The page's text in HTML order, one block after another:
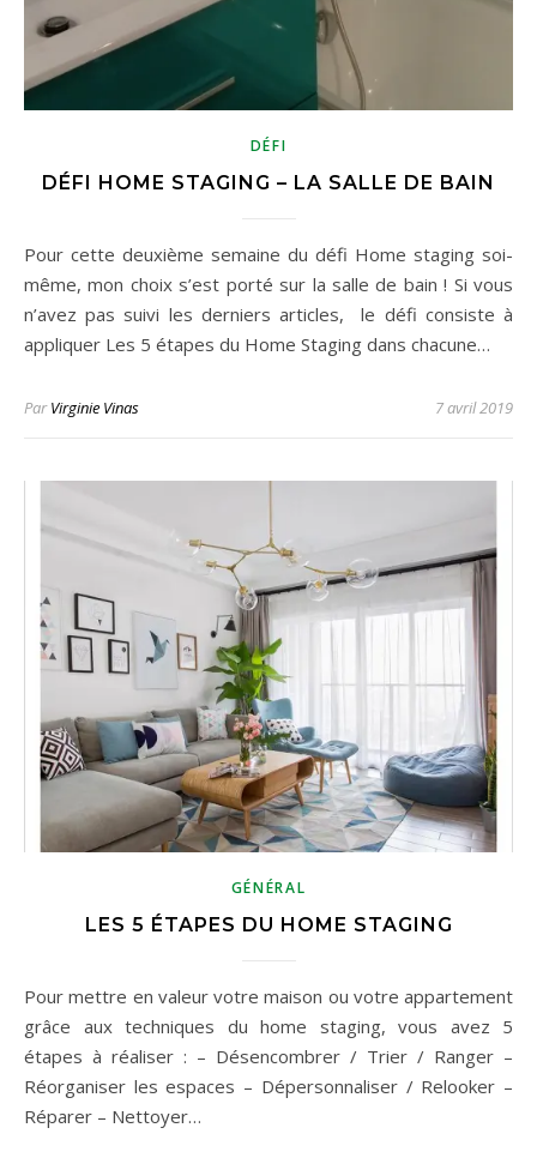
DÉFI
DÉFI HOME STAGING – LA SALLE DE BAIN
Pour cette deuxième semaine du défi Home staging soi-
même, mon choix s’est porté sur la salle de bain ! Si vous
n’avez pas suivi les derniers articles, le défi consiste à
appliquer Les 5 étapes du Home Staging dans chacune…
ParVirginie Vinas 7 avril 2019
GÉNÉRAL
LES 5 ÉTAPES DU HOME STAGING
Pour mettre en valeur votre maison ou votre appartement
grâce aux techniques du home staging, vous avez 5
étapes à réaliser : – Désencombrer / Trier / Ranger –
Réorganiser les espaces – Dépersonnaliser / Relooker –
Réparer – Nettoyer…